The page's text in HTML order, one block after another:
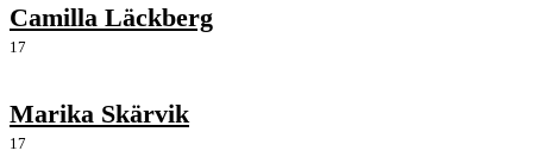
Camilla Läckberg
17
Marika Skärvik
17